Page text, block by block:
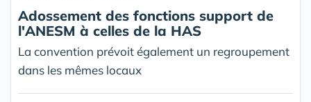
Adossement des fonctions support de
l'ANESM à celles de la HAS
La convention prévoit également un regroupement
dans les mêmes locaux